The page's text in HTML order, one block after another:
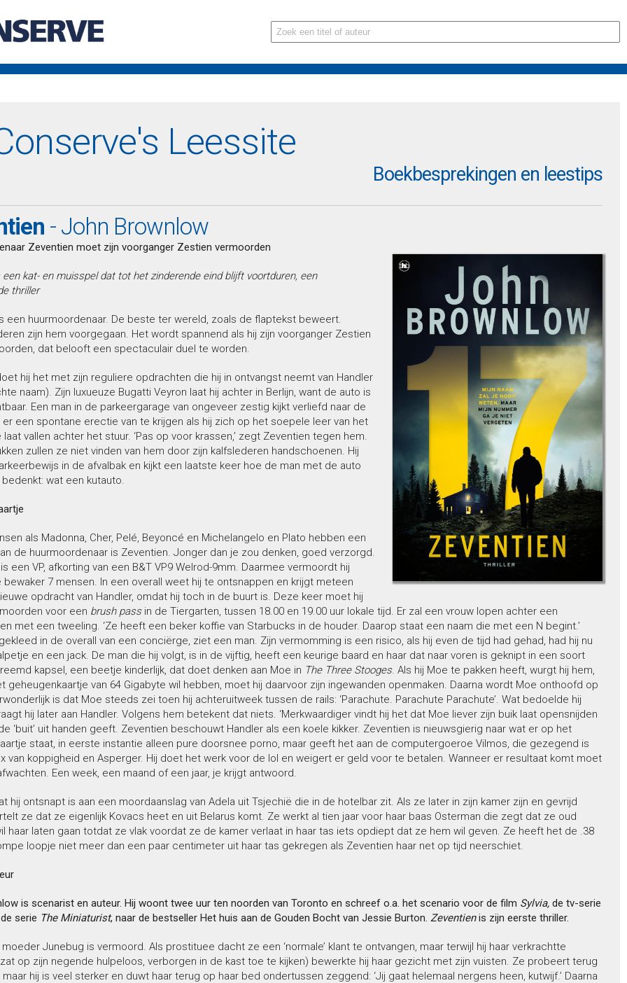
Leessite
Boekbesprekingen en leestips
- John Brownlow
Zeventien moet zijn voorganger Zestien vermoorden
een kat- en muisspel dat tot het zinderende eind blijft voortduren, een
thriller
een huurmoordenaar. De beste ter wereld, zoals de flaptekst beweert.
zijn hem voorgegaan. Het wordt spannend als hij zijn voorganger Zestien
dat belooft een spectaculair duel te worden.
hij het met zijn reguliere opdrachten die hij in ontvangst neemt van Handler
naam). Zijn luxueuze Bugatti Veyron laat hij achter in Berlijn, want de auto is
Een man in de parkeergarage van ongeveer zestig kijkt verliefd naar de
er een spontane erectie van te krijgen als hij zich op het soepele leer van het
vallen achter het stuur. ‘Pas op voor krassen,’ zegt Zeventien tegen hem.
zullen ze niet vinden van hem door zijn kalfslederen handschoenen. Hij
in de afvalbak en kijkt een laatste keer hoe de man met de auto
wat een kutauto.
als Madonna, Cher, Pelé, Beyoncé en Michelangelo en Plato hebben een
de huurmoordenaar is Zeventien. Jonger dan je zou denken, goed verzorgd.
een VP, afkorting van een B&T VP9 Welrod-9mm. Daarmee vermoordt hij
bewaker 7 mensen. In een overall weet hij te ontsnappen en krijgt meteen
opdracht van Handler, omdat hij toch in de buurt is. Deze keer moet hij
voor een brush passin de Tiergarten, tussen 18.00 en 19.00 uur lokale tijd. Er zal een vrouw lopen achter een
met een tweeling. ‘Ze heeft een beker koffie van Starbucks in de houder. Daarop staat een naam die met een N begint.’
in de overall van een conciërge, ziet een man. Zijn vermomming is een risico, als hij even de tijd had gehad, had hij nu
en een jack. De man die hij volgt, is in de vijftig, heeft een keurige baard en haar dat naar voren is geknipt in een soort
kapsel, een beetje kinderlijk, dat doet denken aan Moe in The Three Stooges. Als hij Moe te pakken heeft, wurgt hij hem,
geheugenkaartje van 64 Gigabyte wil hebben, moet hij daarvoor zijn ingewanden openmaken. Daarna wordt Moe onthoofd op
is dat Moe steeds zei toen hij achteruitweek tussen de rails: ‘Parachute. Parachute Parachute’. Wat bedoelde hij
hij later aan Handler. Volgens hem betekent dat niets. ‘Merkwaardiger vindt hij het dat Moe liever zijn buik laat opensnijden
‘buit’ uit handen geeft. Zeventien beschouwt Handler als een koele kikker. Zeventien is nieuwsgierig naar wat er op het
staat, in eerste instantie alleen pure doorsnee porno, maar geeft het aan de computergoeroe Vilmos, die gezegend is
van koppigheid en Asperger. Hij doet het werk voor de lol en weigert er geld voor te betalen. Wanneer er resultaat komt moet
Een week, een maand of een jaar, je krijgt antwoord.
hij ontsnapt is aan een moordaanslag van Adela uit Tsjechië die in de hotelbar zit. Als ze later in zijn kamer zijn en gevrijd
ze dat ze eigenlijk Kovacs heet en uit Belarus komt. Ze werkt al tien jaar voor haar baas Osterman die zegt dat ze oud
haar laten gaan totdat ze vlak voordat ze de kamer verlaat in haar tas iets opdiept dat ze hem wil geven. Ze heeft het de .38
loopje niet meer dan een paar centimeter uit haar tas gekregen als Zeventien haar net op tijd neerschiet.
is scenarist en auteur. Hij woont twee uur ten noorden van Toronto en schreef o.a. het scenario voor de film Sylvia,de tv-serie
serie The Miniaturist, naar de bestseller Het huis aan de Gouden Bocht van Jessie Burton. Zeventienis zijn eerste thriller.
Junebug is vermoord. Als prostituee dacht ze een ‘normale’ klant te ontvangen, maar terwijl hij haar verkrachtte
op zijn negende hulpeloos, verborgen in de kast toe te kijken) bewerkte hij haar gezicht met zijn vuisten. Ze probeert terug
hij is veel sterker en duwt haar terug op haar bed ondertussen zeggend: ‘Jij gaat helemaal nergens heen, kutwijf.’ Daarna